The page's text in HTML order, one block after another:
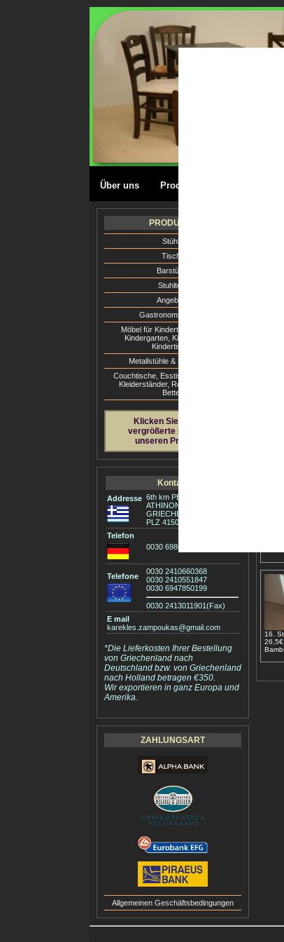
Über uns Produkte
PRODUKTE
Stühle
Tische
Barstühle
Stuhlteile
Angebote
Gastronomie Stühle
Möbel für Kindertagesstätten &
Kindergarten, Kinderstühle &
Kindertische
Metallstühle & Metalltische
Couchtische, Esstische, ΤV, Zigon,
Kleiderständer, Rotonda Tische,
Betten
Klicken Sie hier, um
vergrößerte Bilder von
unseren Produkten
Kontakt
Addresse 6th km PEO LARISSIS -
ATHINON
GRIECHENLAND
PLZ 41500
Telefon
0030 6986713180
Telefone
0030 2410660368
0030 2410551847
0030 6947850199
0030 2413011901(Fax)
E mail
karekles.zampoukas@gmail.com
*Die Lieferkosten Ihrer Bestellung
von Griechenland nach
Deutschland bzw. von Griechenland
nach Holland betragen €350.
Wir exportieren in ganz Europa und
Amerika.
ZAHLUNGSART
Allgemeinen Geschäftsbedingungen
16.